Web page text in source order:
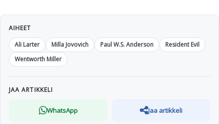
AIHEET
Ali Larter
Milla Jovovich Paul W.S. Anderson
Resident Evil
Wentworth Miller
JAA ARTIKKELI
WhatsApp Jaa artikkeli